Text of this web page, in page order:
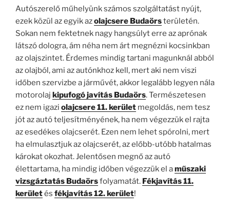
Autószerelő műhelyünk számos szolgáltatást nyújt,
ezek közül az egyik azolajcsere Budaörsterületén.
Sokan nem fektetnek nagy hangsúlyt erre az aprónak
látszó dologra, ám néha nem árt megnézni kocsinkban
az olajszintet. Érdemes mindig tartani magunknál abból
az olajból, ami az autónkhoz kell, mert aki nem viszi
időben szervizbe a járművét, akkor legalább legyen nála
motorolaj kipufogó javítás Budaörs. Természetesen
ez nem igazi olajcsere 11. kerület megoldás, nem tesz
jót az autó teljesítményének, ha nem végezzük el rajta
az esedékes olajcserét. Ezen nem lehet spórolni, mert
ha elmulasztjuk az olajcserét, az előbb-utóbb hatalmas
károkat okozhat. Jelentősen megnő az autó
élettartama, ha mindig időben végezzük el aműszaki
vizsgáztatás Budaörsfolyamatát. Fékjavítás 11.
kerületés fékjavítás 12. kerület!